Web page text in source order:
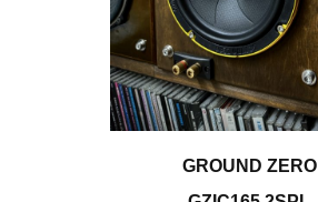
GROUND ZERO